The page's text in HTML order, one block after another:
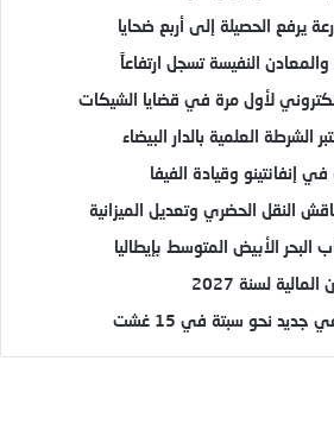
يرفع الحصيلة إلى أربع ضحايا
النفيسة تسجل ارتفاعاً
لأول مرة في قضايا الشيكات
العلمية بالدار البيضاء
في إنفانتينو وقيادة الفيفا
النقل الحضري وتعديل الميزانية
البحر الأبيض المتوسط بإيطاليا
لسنة 2027
نحو سبتة في 15 غشت